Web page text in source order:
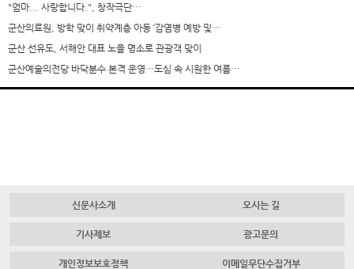
"엄마... 사랑합니다.", 창작극단…
군산의료원, 방학 맞이 취약계층 아동 ‘감염병 예방 및…
군산 선유도, 서해안 대표 노을 명소로 관광객 맞이
군산예술의전당 바닥분수 본격 운영…도심 속 시원한 여름…
신문사소개 오시는 길
기사제보 광고문의
개인정보보호정책 이메일무단수집거부